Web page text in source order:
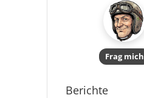
Frag mich
Berichte